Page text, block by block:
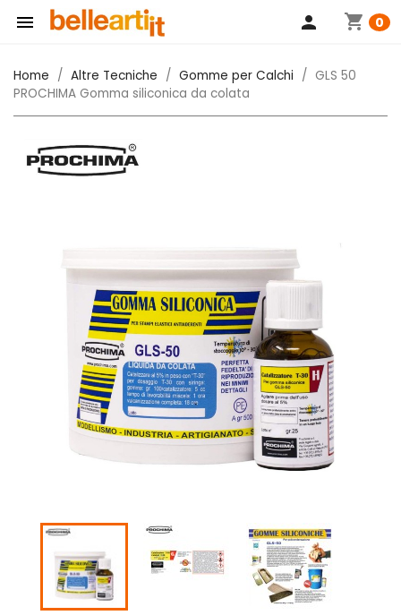
 shopping_cart 0
person
Home Altre Tecniche Gomme per Calchi
GLS 50
PROCHIMA Gomma siliconica da colata